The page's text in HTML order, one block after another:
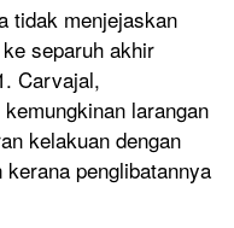
tidak menjejaskan
separuh akhir
Carvajal,
larangan
kelakuan dengan
penglibatannya